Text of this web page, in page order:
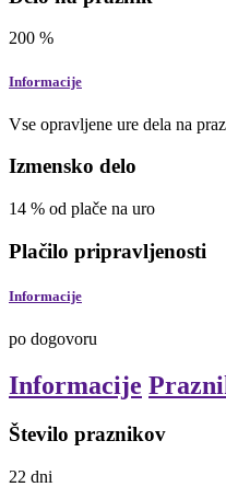
200 %
Informacije
Vse opravljene ure dela na
Izmensko delo
14 % od plače na uro
Plačilo pripravljenosti
Informacije
po dogovoru
Informacije
Število praznikov
22 dni